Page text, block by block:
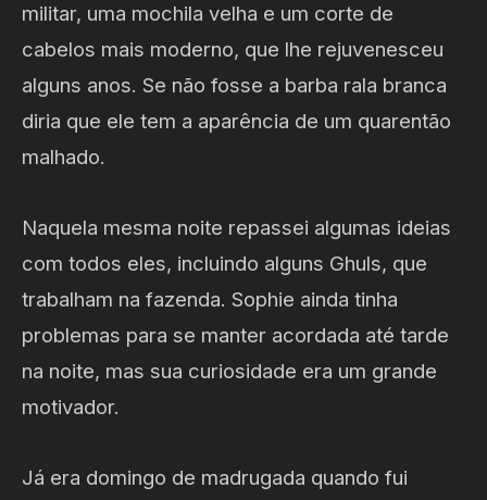
militar, uma mochila velha e um corte de
cabelos mais moderno, que lhe rejuvenesceu
alguns anos. Se não fosse a barba rala branca
diria que ele tem a aparência de um quarentão
malhado.
Naquela mesma noite repassei algumas ideias
com todos eles, incluindo alguns Ghuls, que
trabalham na fazenda. Sophie ainda tinha
problemas para se manter acordada até tarde
na noite, mas sua curiosidade era um grande
motivador.
Já era domingo de madrugada quando fui